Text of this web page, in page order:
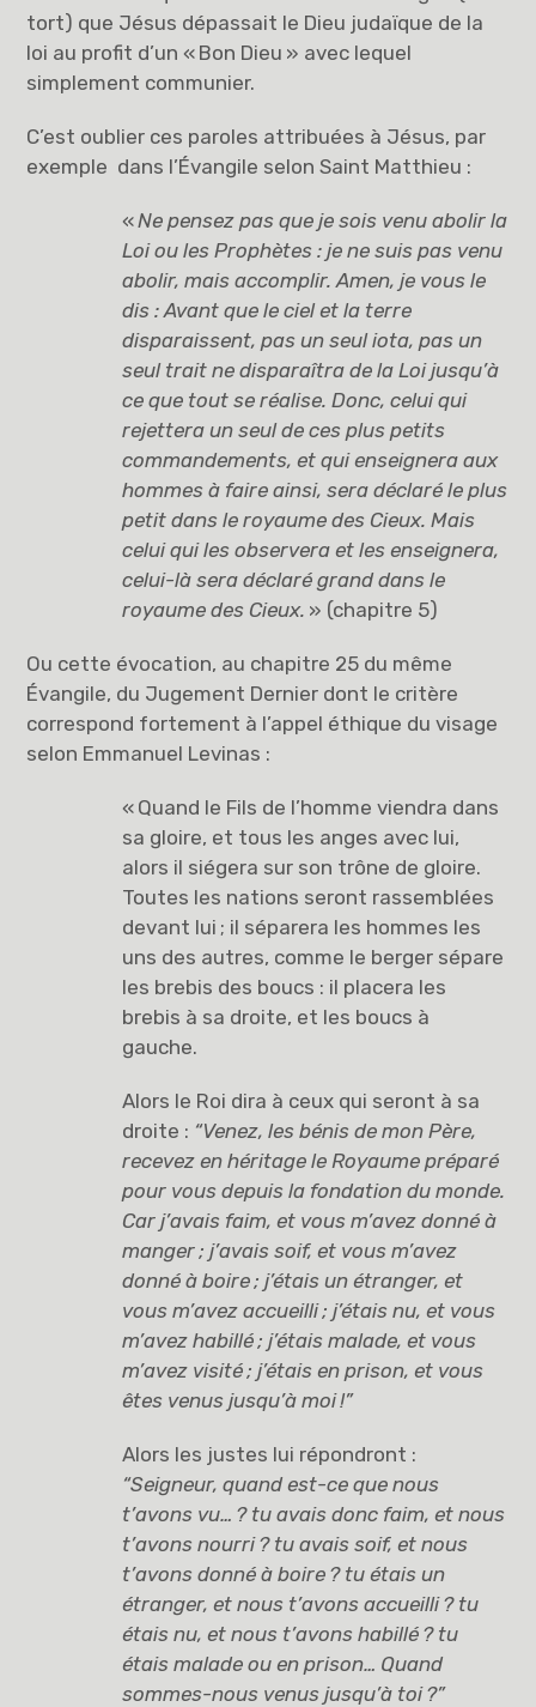
tort) que Jésus dépassait le Dieu judaïque de la
loi au profit d’un « Bon Dieu » avec lequel
simplement communier.
C’est oublier ces paroles attribuées à Jésus, par
exemple dans l’Évangile selon Saint Matthieu :
«Ne pensez pas que je sois venu abolir la
Loi ou les Prophètes : je ne suis pas venu
abolir, mais accomplir. Amen, je vous le
dis : Avant que le ciel et la terre
disparaissent, pas un seul iota, pas un
seul trait ne disparaîtra de la Loi jusqu’à
ce que tout se réalise. Donc, celui qui
rejettera un seul de ces plus petits
commandements, et qui enseignera aux
hommes à faire ainsi, sera déclaré le plus
petit dans le royaume des Cieux. Mais
celui qui les observera et les enseignera,
celui-là sera déclaré grand dans le
royaume des Cieux. » (chapitre 5)
Ou cette évocation, au chapitre 25 du même
Évangile, du Jugement Dernier dont le critère
correspond fortement à l’appel éthique du visage
selon Emmanuel Levinas :
« Quand le Fils de l’homme viendra dans
sa gloire, et tous les anges avec lui,
alors il siégera sur son trône de gloire.
Toutes les nations seront rassemblées
devant lui ; il séparera les hommes les
uns des autres, comme le berger sépare
les brebis des boucs : il placera les
brebis à sa droite, et les boucs à
gauche.
Alors le Roi dira à ceux qui seront à sa
droite : “Venez, les bénis de mon Père,
recevez en héritage le Royaume préparé
pour vous depuis la fondation du monde.
Car j’avais faim, et vous m’avez donné à
manger ; j’avais soif, et vous m’avez
donné à boire ; j’étais un étranger, et
vous m’avez accueilli; j’étais nu, et vous
m’avez habillé ; j’étais malade, et vous
m’avez visité ; j’étais en prison, et vous
êtes venus jusqu’à moi!”
Alors les justes lui répondront :
“Seigneur, quand est-ce que nous
t’avons vu… ? tu avais donc faim, et nous
t’avons nourri? tu avais soif, et nous
t’avons donné à boire ? tu étais un
étranger, et nous t’avons accueilli? tu
étais nu, et nous t’avons habillé ? tu
étais malade ou en prison… Quand
sommes-nous venus jusqu’à toi?”